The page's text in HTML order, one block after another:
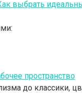
выбрать
пространство
до классики,